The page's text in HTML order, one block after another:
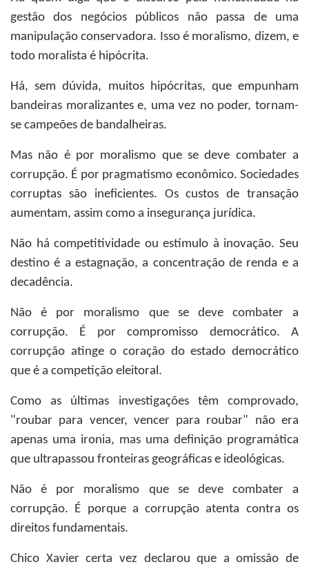
gestão dos negócios públicos não passa de uma
manipulação conservadora. Isso é moralismo, dizem, e
todo moralista é hipócrita.
Há, sem dúvida, muitos hipócritas, que empunham
bandeiras moralizantes e, uma vez no poder, tornam-
se campeões de bandalheiras.
Mas não é por moralismo que se deve combater a
corrupção. É por pragmatismo econômico. Sociedades
corruptas são ineficientes. Os custos de transação
aumentam, assim como a insegurança jurídica.
Não há competitividade ou estímulo à inovação. Seu
destino é a estagnação, a concentração de renda e a
decadência.
Não é por moralismo que se deve combater a
corrupção. É por compromisso democrático. A
corrupção atinge o coração do estado democrático
que é a competição eleitoral.
Como as últimas investigações têm comprovado,
"roubar para vencer, vencer para roubar" não era
apenas uma ironia, mas uma definição programática
que ultrapassou fronteiras geográficas e ideológicas.
Não é por moralismo que se deve combater a
corrupção. É porque a corrupção atenta contra os
direitos fundamentais.
Chico Xavier certa vez declarou que a omissão de